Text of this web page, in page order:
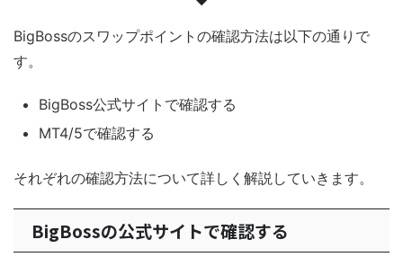
BigBossのスワップポイントの確認方法は以下の通りで
す。
BigBoss公式サイトで確認する
MT4/5で確認する
それぞれの確認方法について詳しく解説していきます。
BigBossの公式サイトで確認する